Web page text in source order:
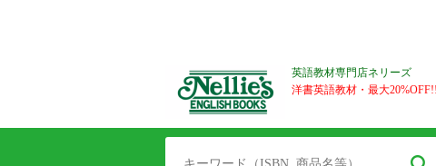
英語教材専門店ネリーズ
洋書英語教材・最大20%OFF!!